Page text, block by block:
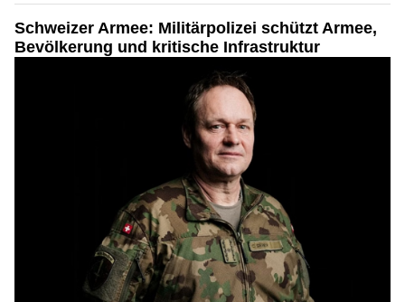
Schweizer Armee: Militärpolizei schützt Armee,
Bevölkerung und kritische Infrastruktur